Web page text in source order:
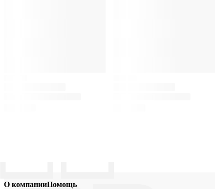
О компанииПомощь